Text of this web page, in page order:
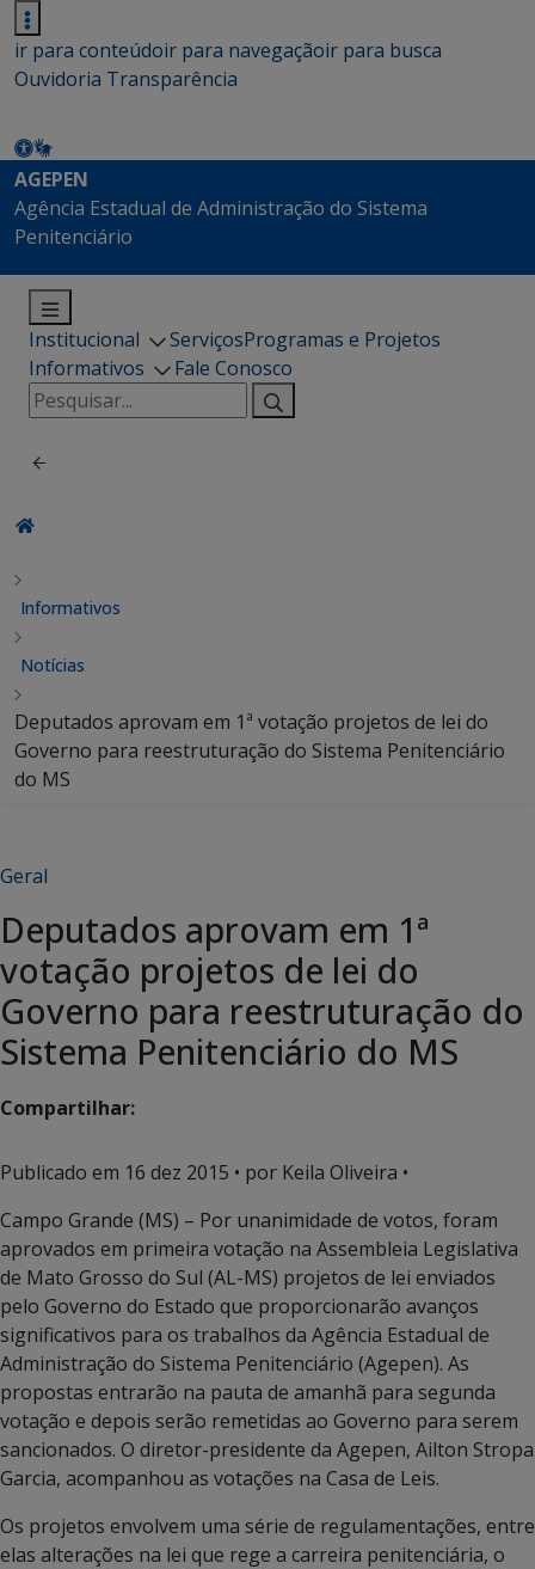
ir para conteúdoir para navegaçãoir para busca
Ouvidoria Transparência
AGEPEN
Agência Estadual de Administração do Sistema
Penitenciário
Institucional ServiçosProgramas e Projetos
Informativos
Fale Conosco
Pesquisar
por:
Informativos
Notícias
Deputados aprovam em 1ª votação projetos de lei do
Governo para reestruturação do Sistema Penitenciário
do MS
Geral
Deputados aprovam em 1ª
votação projetos de lei do
Governo para reestruturação do
Sistema Penitenciário do MS
Compartilhar:
Publicado em 16 dez 2015 • por Keila Oliveira •
Campo Grande (MS) – Por unanimidade de votos, foram
aprovados em primeira votação na Assembleia Legislativa
de Mato Grosso do Sul (AL-MS) projetos de lei enviados
pelo Governo do Estado que proporcionarão avanços
significativos para os trabalhos da Agência Estadual de
Administração do Sistema Penitenciário (Agepen). As
propostas entrarão na pauta de amanhã para segunda
votação e depois serão remetidas ao Governo para serem
sancionados. O diretor-presidente da Agepen, Ailton Stropa
Garcia, acompanhou as votações na Casa de Leis.
Os projetos envolvem uma série de regulamentações, entre
elas alterações na lei que rege a carreira penitenciária, o